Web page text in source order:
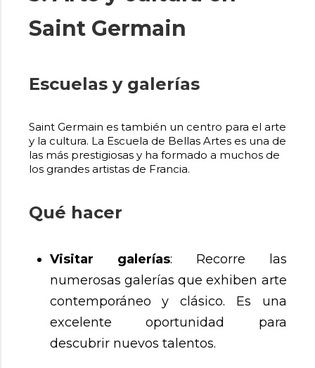
Saint Germain
Escuelas y galerías
Saint Germain es también un centro para el arte
y la cultura. La Escuela de Bellas Artes es una de
las más prestigiosas y ha formado a muchos de
los grandes artistas de Francia.
Qué hacer
Visitar galerías: Recorre las
numerosas galerías que exhiben arte
contemporáneo y clásico. Es una
excelente oportunidad para
descubrir nuevos talentos.